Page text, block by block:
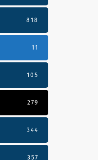
818
11
105
279
344
357